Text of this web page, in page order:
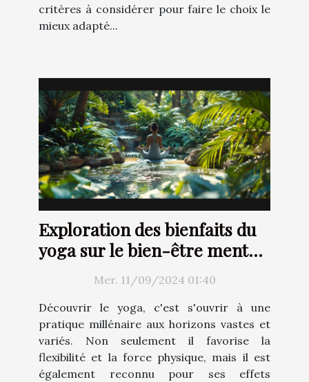
critères à considérer pour faire le choix le
mieux adapté...
Exploration des bienfaits du
yoga sur le bien-être mental
et physiqueMer. 11/09/2024 01:40
Découvrir le yoga, c'est s'ouvrir à une
pratique millénaire aux horizons vastes et
variés. Non seulement il favorise la
flexibilité et la force physique, mais il est
également reconnu pour ses effets